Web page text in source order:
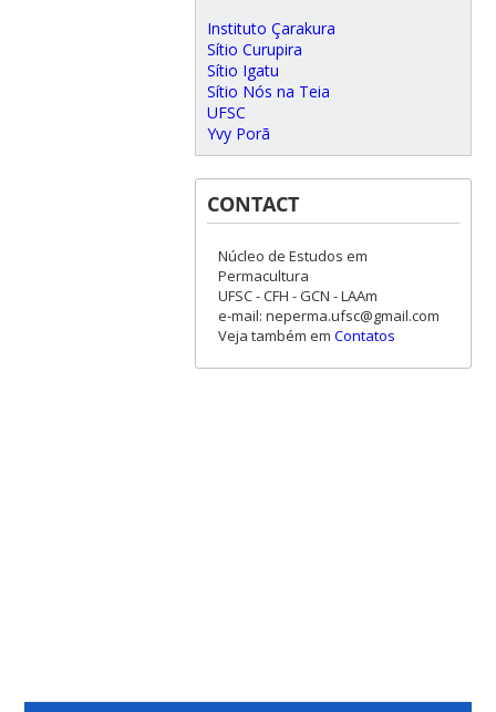
Instituto Çarakura
Sítio Curupira
Sítio Igatu
Sítio Nós na Teia
UFSC
Yvy Porã
CONTACT
Núcleo de Estudos em
Permacultura
UFSC - CFH - GCN - LAAm
e-mail: neperma.ufsc@gmail.com
Veja também em Contatos